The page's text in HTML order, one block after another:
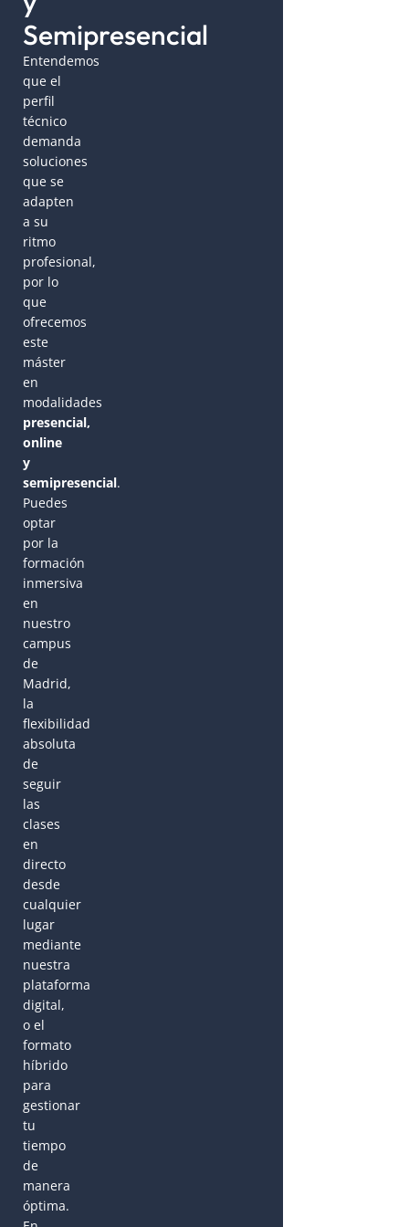
Semipresencial
Entendemos
que el
perfil
técnico
demanda
soluciones
que se
adapten
a su
ritmo
profesional,
por lo
que
ofrecemos
este
máster
en
modalidades
presencial,
online
y
semipresencial.
Puedes
optar
por la
formación
inmersiva
en
nuestro
campus
de
Madrid,
la
flexibilidad
absoluta
de
seguir
las
clases
en
directo
desde
cualquier
lugar
mediante
nuestra
plataforma
digital,
o el
formato
híbrido
para
gestionar
tu
tiempo
de
manera
óptima.